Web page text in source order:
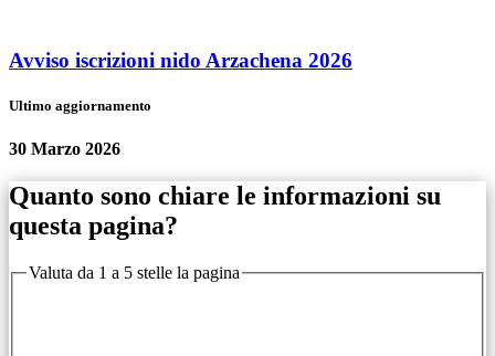
Avviso iscrizioni nido Arzachena 2026
Ultimo aggiornamento
30 Marzo 2026
Quanto sono chiare le informazioni su
questa pagina?
Valuta da 1 a 5 stelle la pagina